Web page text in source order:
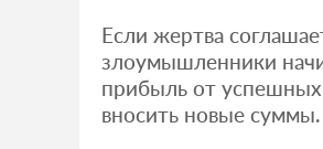
Если жертва
злоумышленники
прибыль от успешных
вносить новые суммы.